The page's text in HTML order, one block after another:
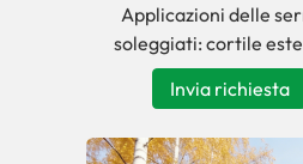
Applicazioni delle
soleggiati: cortile
Invia richiesta